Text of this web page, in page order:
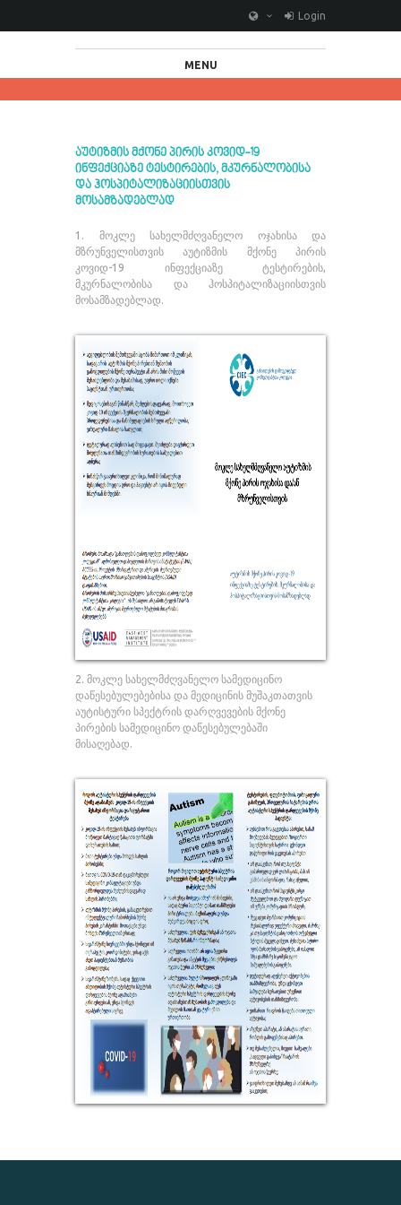
Login
MENU
აუტიზმის მქონე პირის კოვიდ-19
ინფექციაზე ტესტირების, მკურნალობისა
და ჰოსპიტალიზაციისთვის
მოსამზადებლად
1. მოკლე სახელმძღვანელო ოჯახისა და
მზრუნველისთვის აუტიზმის მქონე პირის
კოვიდ-19 ინფექციაზე ტესტირების,
მკურნალობისა და ჰოსპიტალიზაციისთვის
მოსამზადებლად.
2. მოკლე სახელმძღვანელო სამედიცინო
დაწესებულებებისა და მედიცინის მუშაკთათვის
აუტისტური სპექტრის დარღვევების მქონე
პირების სამედიცინო დაწესებულებაში
მისაღებად.